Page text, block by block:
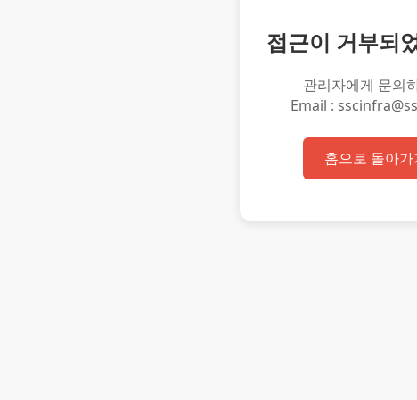
접근이 거부되
관리자에게 문의
Email :
홈으로 돌아가